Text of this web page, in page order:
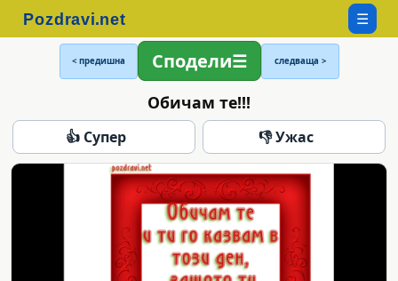
☰
< предишна Сподели следваща >
Oбичам те!!!
👍 Супер 👎 Ужас